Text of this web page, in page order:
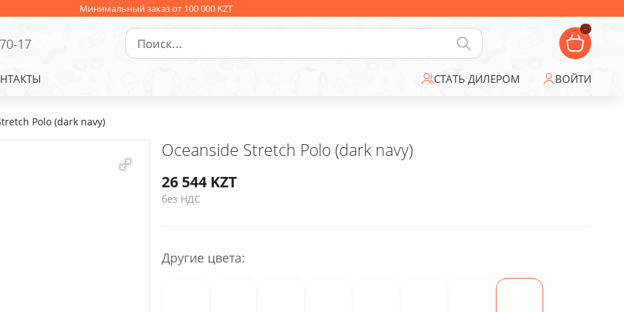
Минимальный заказ от 100 000 KZT
17
-
СТАТЬ ДИЛЕРОМ ВОЙТИ
Polo (dark navy)
Oceanside Stretch Polo (dark navy)
26 544 KZT
без НДС
Другие цвета: